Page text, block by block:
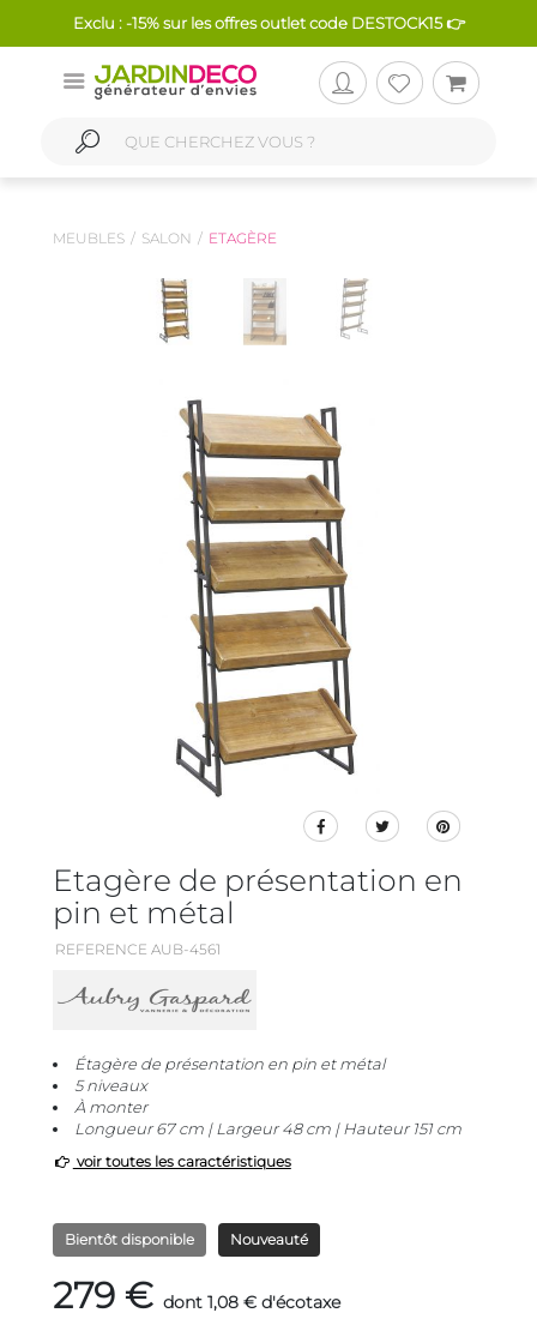
Exclu : -15% sur les offres outlet code DESTOCK15 👉
MEUBLES SALON ETAGÈRE
Etagère de présentation en
pin et métal
REFERENCE AUB-4561
Étagère de présentation en pin et métal
5 niveaux
À monter
Longueur 67 cm | Largeur 48 cm | Hauteur 151 cm
voir toutes les caractéristiques
Bientôt disponible Nouveauté
279 € dont 1,08 € d'écotaxe